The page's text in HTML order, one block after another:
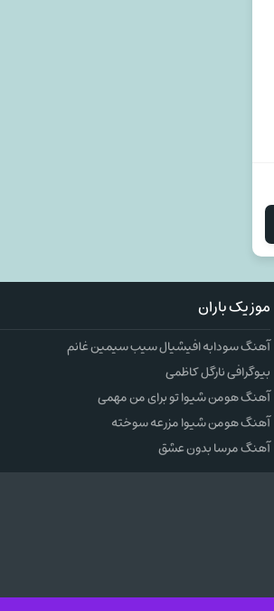
موزیک باران
آهنگ سودابه افیشیال سیب سیمین غانم
بیوگرافی نارگل کاظمی
آهنگ هومن شیوا تو برای من مهمی
آهنگ هومن شیوا مزرعه سوخته
آهنگ مرسا بدون عشق